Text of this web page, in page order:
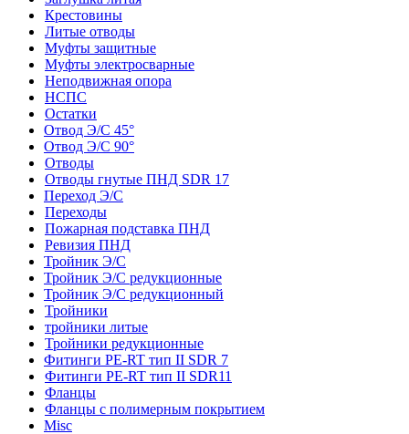
Крестовины
Литые отводы
Муфты защитные
Муфты электросварные
Неподвижная опора
НСПС
Остатки
Отвод Э/С 45°
Отвод Э/С 90°
Отводы
Отводы гнутые ПНД SDR 17
Переход Э/С
Переходы
Пожарная подставка ПНД
Ревизия ПНД
Тройник Э/С
Тройник Э/С редукционные
Тройник Э/С редукционный
Тройники
тройники литые
Тройники редукционные
Фитинги PE-RT тип II SDR 7
Фитинги PE-RT тип II SDR11
Фланцы
Фланцы с полимерным покрытием
Misc